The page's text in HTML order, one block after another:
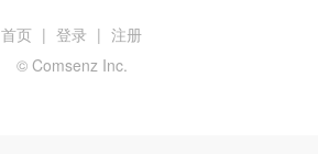
首页 | 登录 | 注册
© Comsenz Inc.